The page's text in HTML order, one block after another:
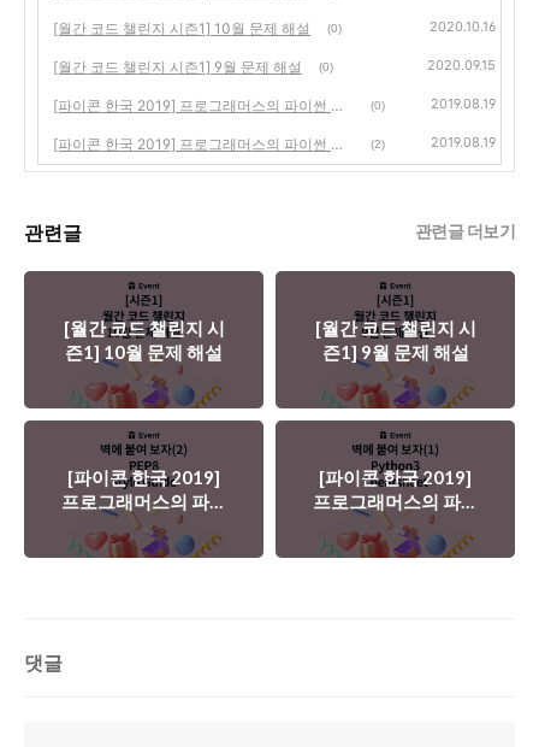
[월간 코드 챌린지 시즌1] 10월 문제 해설 (0) 2020.10.16
[월간 코드 챌린지 시즌1] 9월 문제 해설 (0) 2020.09.15
[파이콘 한국 2019] 프로그래머스의 파이썬 깜지2(PEP8--Style Guide) (0) 2019.08.19
[파이콘 한국 2019] 프로그래머스의 파이썬 깜지1(Python3 Cheatsheet) (2) 2019.08.19
관련글 관련글 더보기
[월간 코드 챌린지 시
즌1] 10월 문제 해설
[월간 코드 챌린지 시
즌1] 9월 문제 해설
[파이콘 한국 2019]
프로그래머스의 파이
썬 깜지2(PEP8--
Style Guide)
[파이콘 한국 2019]
프로그래머스의 파이
썬 깜지1(Python3
Cheatsheet)
댓글